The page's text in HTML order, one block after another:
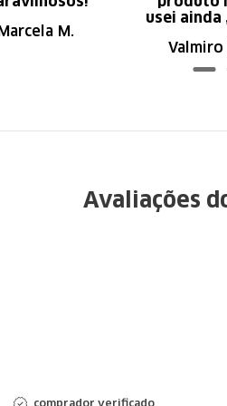
Marcela M.
usei ainda
ótimaValmiro
Avaliações